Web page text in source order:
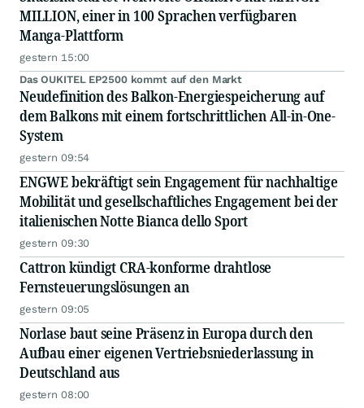
MILLION, einer in 100 Sprachen verfügbaren
Manga-Plattform
gestern 15:00
Das OUKITEL EP2500 kommt auf den Markt
Neudefinition des Balkon-Energiespeicherung auf
dem Balkons mit einem fortschrittlichen All-in-One-
System
gestern 09:54
ENGWE bekräftigt sein Engagement für nachhaltige
Mobilität und gesellschaftliches Engagement bei der
italienischen Notte Bianca dello Sport
gestern 09:30
Cattron kündigt CRA-konforme drahtlose
Fernsteuerungslösungen an
gestern 09:05
Norlase baut seine Präsenz in Europa durch den
Aufbau einer eigenen Vertriebsniederlassung in
Deutschland aus
gestern 08:00